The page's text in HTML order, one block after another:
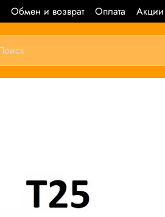
Обмен и возврат Оплата Акции